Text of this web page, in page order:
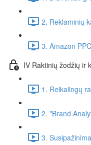
2. Reklaminių
3. Amazon
IV Raktinių žodžių ir
1. Reikalingų
2. "Brand
3.